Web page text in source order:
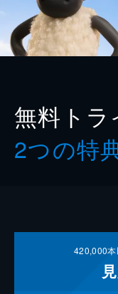
無料ト
2つの特
420,000